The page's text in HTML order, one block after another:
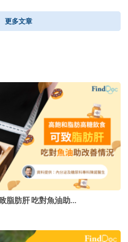
更多文章
脂肪肝 吃對魚油助…